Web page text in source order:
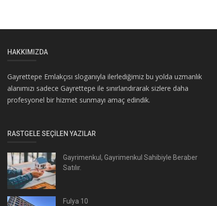
HAKKIMIZDA
Gayrettepe Emlakçısı sloganıyla ilerlediğimiz bu yolda uzmanlık
alanımızı sadece Gayrettepe ile sınırlandırarak sizlere daha
profesyonel bir hizmet sunmayı amaç edindik.
RASTGELE SEÇILEN YAZILAR
Gayrimenkul, Gayrimenkul Sahibiyle Beraber
Satılır.
Fulya 10